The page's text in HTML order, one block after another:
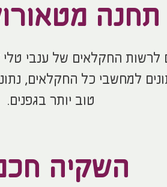
תחנה
החקלאים של ענבי טלי
למחשבי כל החקלאים,
טוב יותר בגפנים.
השקיה